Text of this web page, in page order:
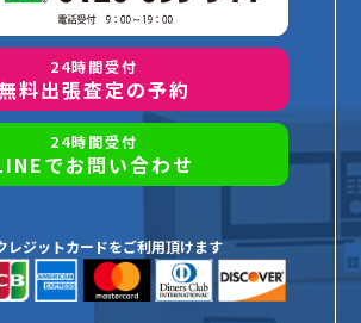
24時間受付
料出張査定の予約
24時間受付
でお問い合わせ
レジットカードをご利用頂けます